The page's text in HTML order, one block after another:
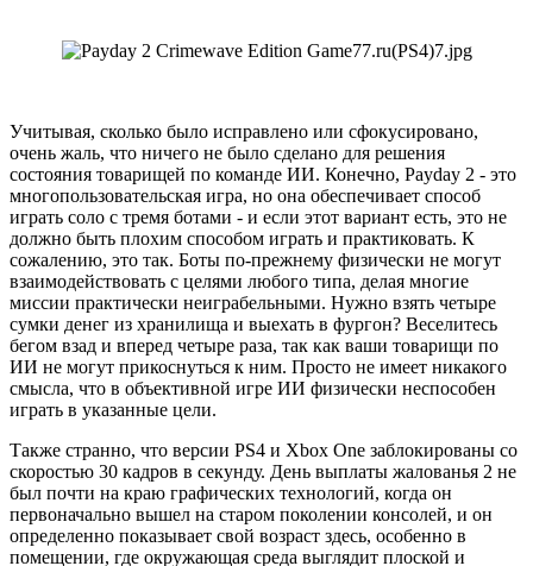
Учитывая, сколько было исправлено или сфокусировано,
очень жаль, что ничего не было сделано для решения
состояния товарищей по команде ИИ. Конечно, Payday 2 - это
многопользовательская игра, но она обеспечивает способ
играть соло с тремя ботами - и если этот вариант есть, это не
должно быть плохим способом играть и практиковать. К
сожалению, это так. Боты по-прежнему физически не могут
взаимодействовать с целями любого типа, делая многие
миссии практически неиграбельными. Нужно взять четыре
сумки денег из хранилища и выехать в фургон? Веселитесь
бегом взад и вперед четыре раза, так как ваши товарищи по
ИИ не могут прикоснуться к ним. Просто не имеет никакого
смысла, что в объективной игре ИИ физически неспособен
играть в указанные цели.
Также странно, что версии PS4 и Xbox One заблокированы со
скоростью 30 кадров в секунду. День выплаты жалованья 2 не
был почти на краю графических технологий, когда он
первоначально вышел на старом поколении консолей, и он
определенно показывает свой возраст здесь, особенно в
помещении, где окружающая среда выглядит плоской и